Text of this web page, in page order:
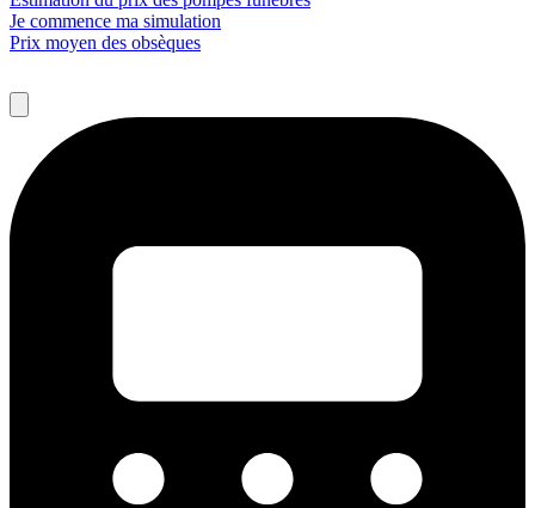
Je commence ma simulation
Prix moyen des obsèques